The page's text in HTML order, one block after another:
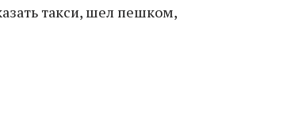
такси, шел пешком,